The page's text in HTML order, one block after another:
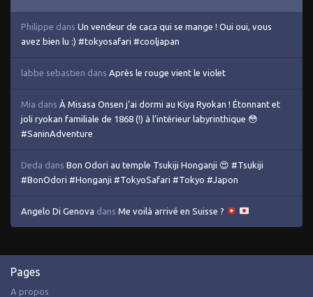
Philippe dans Un vendeur de caca qui se mange ! Oui oui, vous
avez bien lu :) #tokyosafari #cooljapan
labbe sebastien dans Après le rouge vient le violet
Mia dans À Misasa Onsen j’ai dormi au Kiya Ryokan ! Étonnant et
joli ryokan familiale de 1868 (!) à l’intérieur labyrinthique 😳
#SaninAdventure
Deda dans Bon Odori au temple Tsukiji Honganji 😍 #Tsukiji
#BonOdori #Honganji #TokyoSafari #Tokyo #Japon
Angelo Di Genova dans Me voilà arrivé en Suisse ?
Pages
A propos